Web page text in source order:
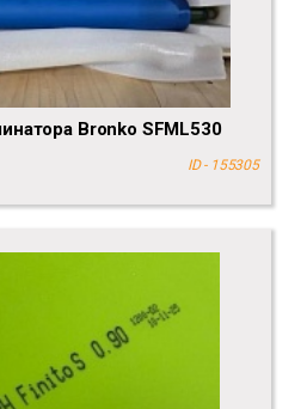
Bronko SFML530
ID - 155305